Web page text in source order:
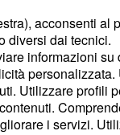
acconsenti al
diversi dai tecnici.
informazioni
Utilizzare profili
i servizi.